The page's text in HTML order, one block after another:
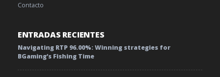
Contacto
ENTRADAS RECIENTES
Navigating RTP 96.00%: Winning strategies for
BGaming’s Fishing Time